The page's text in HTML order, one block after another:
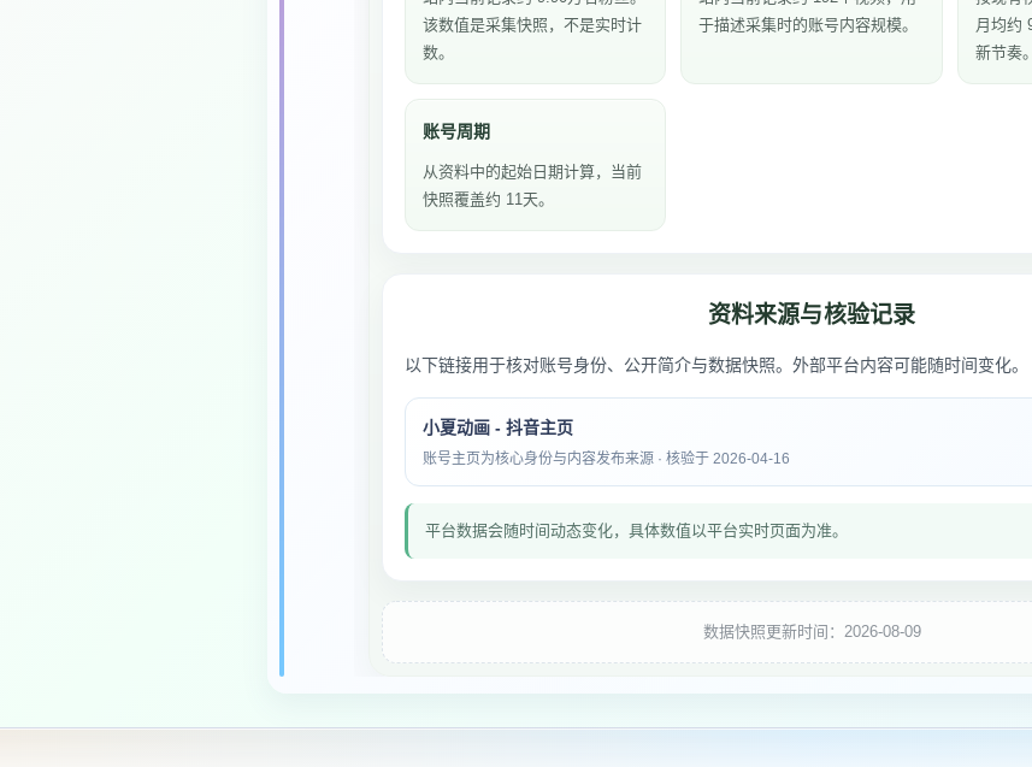
该数值是采集快照，不是实时计
数。
于描述采集时的账号内容规模。
月均约
新节奏。
账号周期
从资料中的起始日期计算，当前
快照覆盖约 11天。
资料来源与核验记录
以下链接用于核对账号身份、公开简介与数据快照。外部平台内容可能随时间变化。
小夏动画 - 抖音主页
账号主页为核心身份与内容发布来源 · 核验于 2026-04-16
平台数据会随时间动态变化，具体数值以平台实时页面为准。
数据快照更新时间：2026-08-09